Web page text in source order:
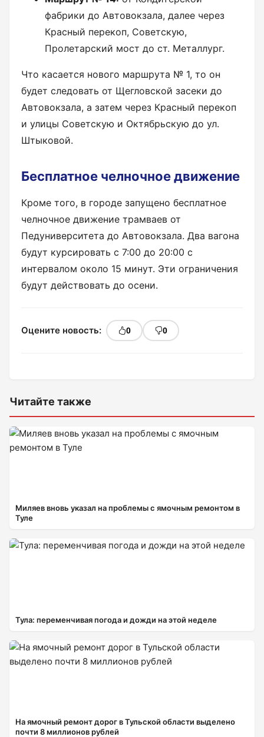
фабрики до Автовокзала, далее через
Красный перекоп, Советскую,
Пролетарский мост до ст. Металлург.
Что касается нового маршрута № 1, то он
будет следовать от Щегловской засеки до
Автовокзала, а затем через Красный перекоп
и улицы Советскую и Октябрьскую до ул.
Штыковой.
Бесплатное челночное движение
Кроме того, в городе запущено бесплатное
челночное движение трамваев от
Педуниверситета до Автовокзала. Два вагона
будут курсировать с 7:00 до 20:00 с
интервалом около 15 минут. Эти ограничения
будут действовать до осени.
Оцените новость: 0 0
Читайте также
Миляев вновь указал на проблемы с ямочным ремонтом в
Туле
Тула: переменчивая погода и дожди на этой неделе
На ямочный ремонт дорог в Тульской области выделено
почти 8 миллионов рублей